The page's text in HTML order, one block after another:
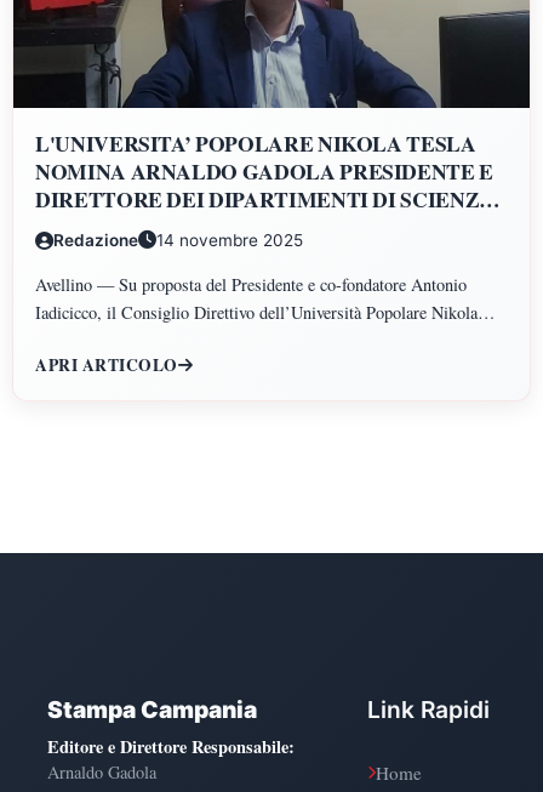
L'UNIVERSITA’ POPOLARE NIKOLA TESLA
NOMINA ARNALDO GADOLA PRESIDENTE E
DIRETTORE DEI DIPARTIMENTI DI SCIENZE
GIURIDICHE, ECONOMICHE, SCIENZE
POLITICHE, PSICOLOGIA, SCIENZE UMANE,
FILOSOFIA E PEDAGOGIA
Redazione 14 novembre 2025
Avellino — Su proposta del Presidente e co-fondatore Antonio
Iadicicco, il Consiglio Direttivo dell’Università Popolare Nikola
Dipartimenti di Scienze Giuridiche ed Economiche, Scienze
APRI ARTICOLO
Stampa Campania
Editore e Direttore Responsabile:
Arnaldo Gadola
Link Rapidi
Home